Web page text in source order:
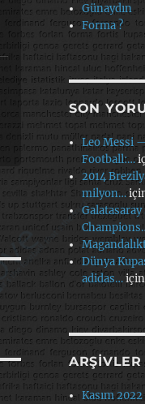
Günaydın
Forma ?
SON
Leo Messi
Football:…
2014
milyon…
Galatasaray
Dünya
adidas…
ARŞIVLER
Kasım 2022